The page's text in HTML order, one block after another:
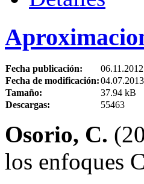
Fecha publicación:
06.11.2012
Fecha de modificación:04.07.2013
Tamaño:
37.94 kB
Descargas:
55463
Osorio, C.
los enfoques